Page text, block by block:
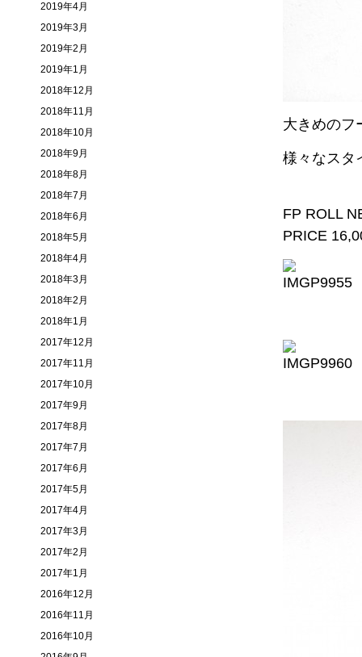
大きめのフ
様々なスタ
FP ROLL
PRICE
2019年4月
2019年3月
2019年2月
2019年1月
2018年12月
2018年11月
2018年10月
2018年9月
2018年8月
2018年7月
2018年6月
2018年5月
2018年4月
2018年3月
2018年2月
2018年1月
2017年12月
2017年11月
2017年10月
2017年9月
2017年8月
2017年7月
2017年6月
2017年5月
2017年4月
2017年3月
2017年2月
2017年1月
2016年12月
2016年11月
2016年10月